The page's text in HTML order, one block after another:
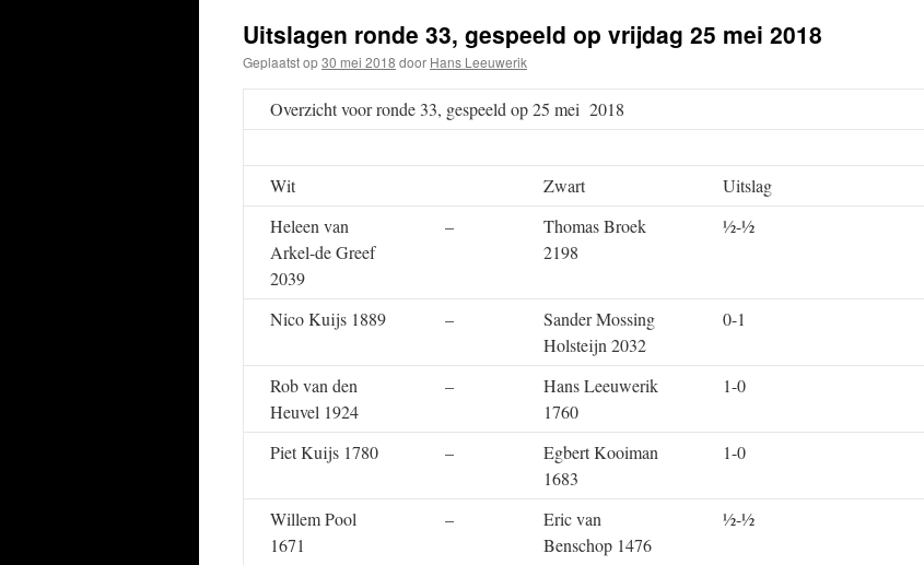
Uitslagen ronde 33, gespeeld op vrijdag 25 mei 2018
Geplaatst op30 mei 2018 door Hans Leeuwerik
Overzicht voor ronde 33, gespeeld op 25 mei 2018
Wit Zwart
Uitslag
Heleen van
Arkel-de Greef
2039
–
Thomas Broek
2198
½-½
Nico Kuijs 1889 –
Sander Mossing
Holsteijn 2032
0-1
Rob van den
Heuvel 1924
–
Hans Leeuwerik
1760
1-0
Piet Kuijs 1780 –
Egbert Kooiman
1683
1-0
Willem Pool
1671
–
Eric van
Benschop 1476
½-½